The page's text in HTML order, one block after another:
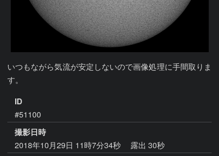
いつもながら気流が安定しないので画像処理に手間取りま
す。
ID
#51100
撮影日時
2018年10月29日 11時7分34秒
露出 30秒